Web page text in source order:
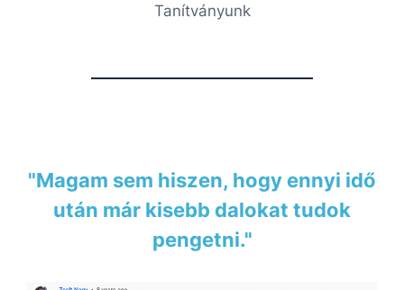
Tanítványunk
"Magam sem hiszen, hogy ennyi idő
után már kisebb dalokat tudok
pengetni."